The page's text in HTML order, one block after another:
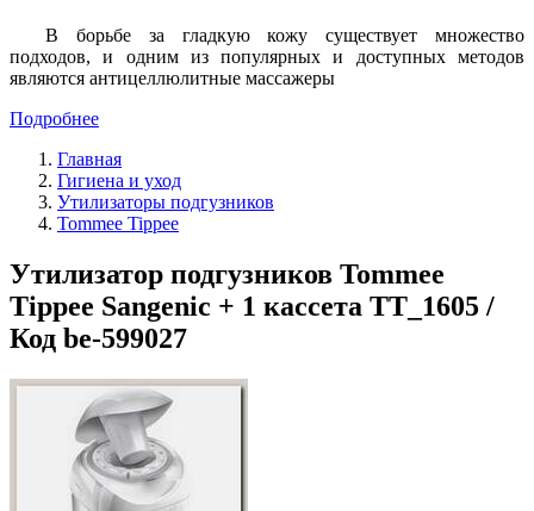
В борьбе за гладкую кожу существует множество
подходов, и одним из популярных и доступных методов
являются антицеллюлитные массажеры
Подробнее
Главная
Гигиена и уход
Утилизаторы подгузников
Tommee Tippee
Утилизатор подгузников Tommee
Tippee Sangenic + 1 кассета TT_1605 /
Код be-599027